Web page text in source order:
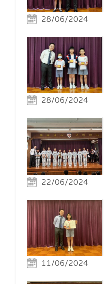
28/06/2024
28/06/2024
22/06/2024
11/06/2024